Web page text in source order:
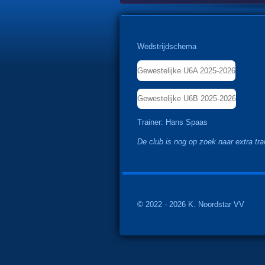
Wedstrijdschema
Gewestelijke U6A 2025-2026
Gewestelijke U6B 2025-2026
Trainer: Hans Spaas
De club is nog op zoek naar extra
© 2022 - 2026 K. Noordstar VV